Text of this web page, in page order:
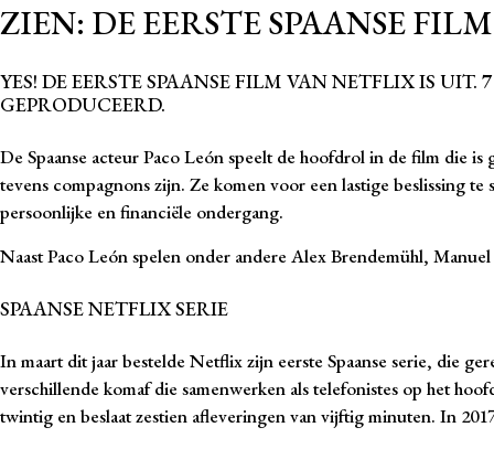
ZIEN: DE EERSTE SPAANSE
YES! DE EERSTE SPAANSE FILM VAN NETFLIX IS UIT.
GEPRODUCEERD.
De Spaanse acteur Paco León speelt de hoofdrol in de film die
tevens compagnons zijn. Ze komen voor een lastige beslissing
persoonlijke en financiële ondergang.
Naast Paco León spelen onder andere Alex Brendemühl,
SPAANSE NETFLIX SERIE
In maart dit jaar bestelde Netflix zijn eerste Spaanse serie, die
verschillende komaf die samenwerken als telefonistes op het
twintig en beslaat zestien afleveringen van vijftig minuten. In